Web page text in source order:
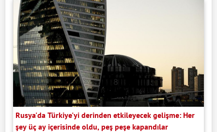
Rusya'da Türkiye'yi derinden etkileyecek gelişme: Her
şey üç ay içerisinde oldu, peş peşe kapandılar